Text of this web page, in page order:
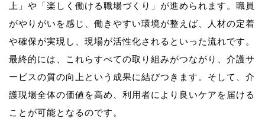
上」や「楽しく働ける職場づくり」が進められます。職員
がやりがいを感じ、働きやすい環境が整えば、人材の定着
や確保が実現し、現場が活性化されるといった流れです。
最終的には、これらすべての取り組みがつながり、介護サ
ービスの質の向上という成果に結びつきます。そして、介
護現場全体の価値を高め、利用者により良いケアを届ける